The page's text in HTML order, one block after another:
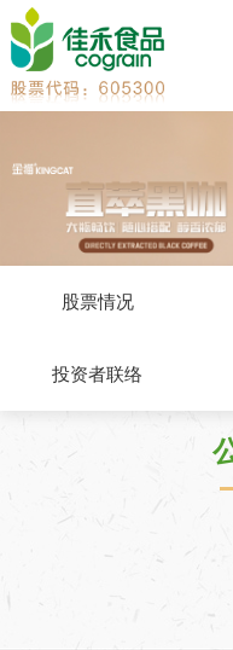
股票情况
投资者联络